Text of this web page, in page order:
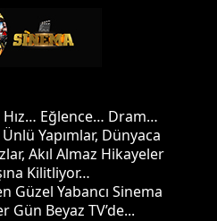
Eğlence… Dram…
Yapımlar, Dünyaca
Akıl Almaz Hikayeler
Kilitliyor…
Güzel Yabancı Sinema
Gün Beyaz TV’de...